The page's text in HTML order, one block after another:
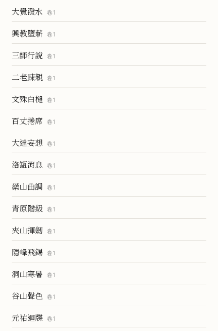
大覺潑水 卷1
興教墮薪 卷1
三師行說 卷1
二老踈親 卷1
文殊白槌 卷1
百丈捲席 卷1
大達妄想 卷1
洛缻消息 卷1
藥山曲調 卷1
青原階級 卷1
夾山揮劒 卷1
隱峰飛錫 卷1
洞山寒暑 卷1
谷山聲色 卷1
元祐迴牒 卷1